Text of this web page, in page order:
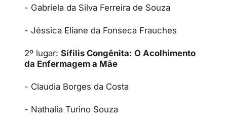
- Gabriela da Silva Ferreira de Souza
- Jéssica Eliane da Fonseca Frauches
2º lugar: Sífilis Congênita: O Acolhimento
da Enfermagem a Mãe
- Claudia Borges da Costa
- Nathalia Turino Souza